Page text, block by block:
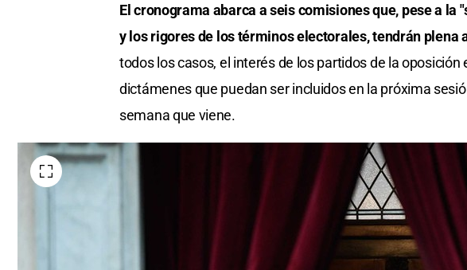
El cronograma abarca a seis comisiones que, pese a la
y los rigores de los términos electorales, tendrán plena
todos los casos, el interés de los partidos de la
dictámenes que puedan ser incluidos en la próxima
semana que viene.